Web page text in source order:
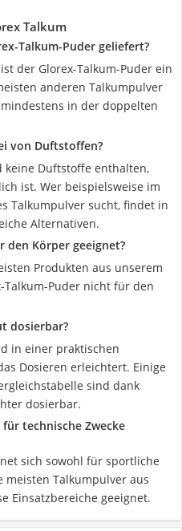
Talkum
Talkum-Puder geliefert?
der Glorex-Talkum-Puder ein
anderen Talkumpulver
in der doppelten
von Duftstoffen?
keine Duftstoffe enthalten,
ist. Wer beispielsweise im
Talkumpulver sucht, findet in
Alternativen.
den Körper geeignet?
Produkten aus unserem
Talkum-Puder nicht für den
dosierbar?
in einer praktischen
Dosieren erleichtert. Einige
sind dank
dosierbar.
technische Zwecke
sich sowohl für sportliche
meisten Talkumpulver aus
Einsatzbereiche geeignet.